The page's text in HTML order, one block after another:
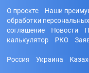
О проекте Наши
обработки
соглашение
Новости
калькулятор
РКО
Россия Украина